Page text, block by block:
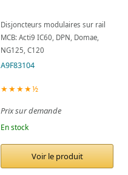
Disjoncteurs modulaires sur rail
MCB: Acti9 IC60, DPN, Domae,
NG125, C120
A9F83104
★★★★½
Prix sur demande
En stock
Voir le produit